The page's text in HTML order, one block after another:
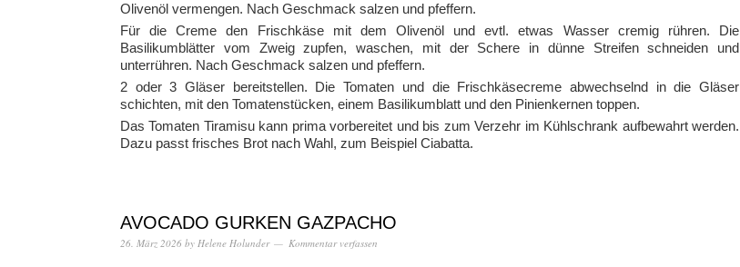
Olivenöl vermengen. Nach Geschmack salzen und pfeffern.
Für die Creme den Frischkäse mit dem Olivenöl und evtl. etwas Wasser cremig rühren. Die
Basilikumblätter vom Zweig zupfen, waschen, mit der Schere in dünne Streifen schneiden und
unterrühren. Nach Geschmack salzen und pfeffern.
2 oder 3 Gläser bereitstellen. Die Tomaten und die Frischkäsecreme abwechselnd in die Gläser
schichten, mit den Tomatenstücken, einem Basilikumblatt und den Pinienkernen toppen.
Das Tomaten Tiramisu kann prima vorbereitet und bis zum Verzehr im Kühlschrank aufbewahrt werden.
Dazu passt frisches Brot nach Wahl, zum Beispiel Ciabatta.
AVOCADO GURKEN GAZPACHO
26. März 2026 by Helene Holunder Kommentar verfassen